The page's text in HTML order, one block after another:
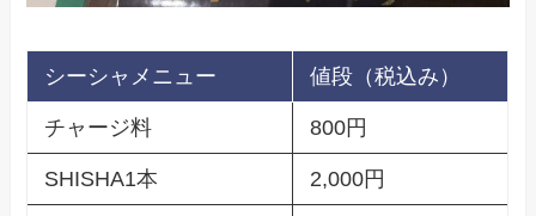
シーシャメニュー 値段（税込み）
チャージ料 800円
SHISHA1本 2,000円